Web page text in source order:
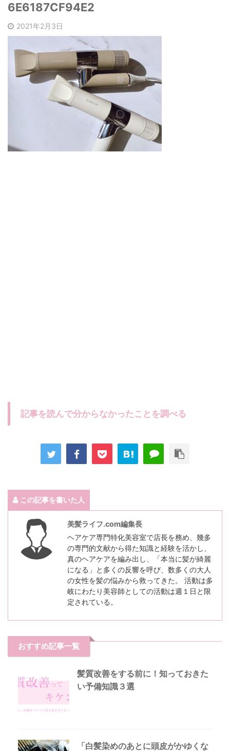
6E6187CF94E2
2021年2月3日
記事を読んで分からなかったことを調べる
この記事を書いた人
美髪ライフ.com編集長
ヘアケア専門特化美容室で店長を務め、幾多
の専門的文献から得た知識と経験を活かし、
真のヘアケアを編み出し、「本当に髪が綺麗
になる」と多くの反響を呼び、数多くの大人
の女性を髪の悩みから救ってきた。 活動は多
岐にわたり美容師としての活動は週１日と限
定されている。
おすすめ記事一覧
髪質改善をする前に！知っておきた
い予備知識３選
「白髪染めのあとに頭皮がかゆくな